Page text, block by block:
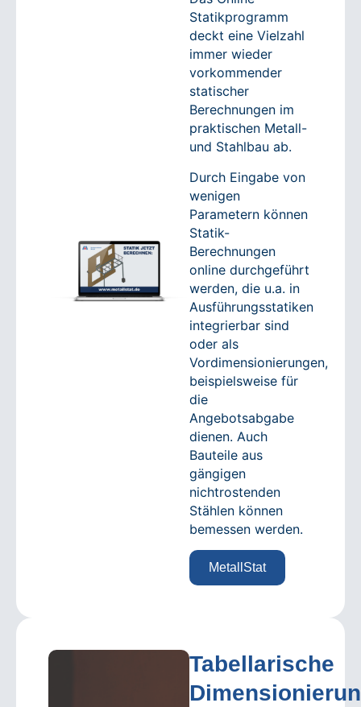
Statikprogramm
deckt eine Vielzahl
immer wieder
vorkommender
statischer
Berechnungen im
praktischen Metall-
und Stahlbau ab.
Durch Eingabe von
wenigen
Parametern können
Statik-
Berechnungen
online durchgeführt
werden, die u.a. in
Ausführungsstatiken
integrierbar sind
oder als
Vordimensionierungen,
beispielsweise für
die
Angebotsabgabe
dienen. Auch
Bauteile aus
gängigen
nichtrostenden
Stählen können
bemessen werden.
MetallStat
Tabellarische